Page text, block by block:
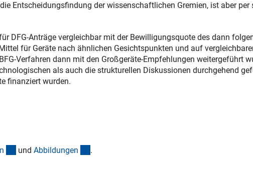
Entscheidungsfindung der wissenschaftlichen Gremien, ist aber per
DFG-Anträge vergleichbar mit der Bewilligungsquote des dann
für Geräte nach ähnlichen Gesichtspunkten und auf
Verfahren dann mit den Großgeräte-Empfehlungen weitergeführt
als auch die strukturellen Diskussionen durchgehend
finanziert wurden.
n (Download)
und Abbildungen (Download)
.